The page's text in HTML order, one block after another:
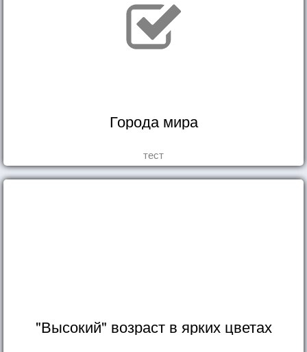
Города мира
тест
"Высокий" возраст в ярких цветах